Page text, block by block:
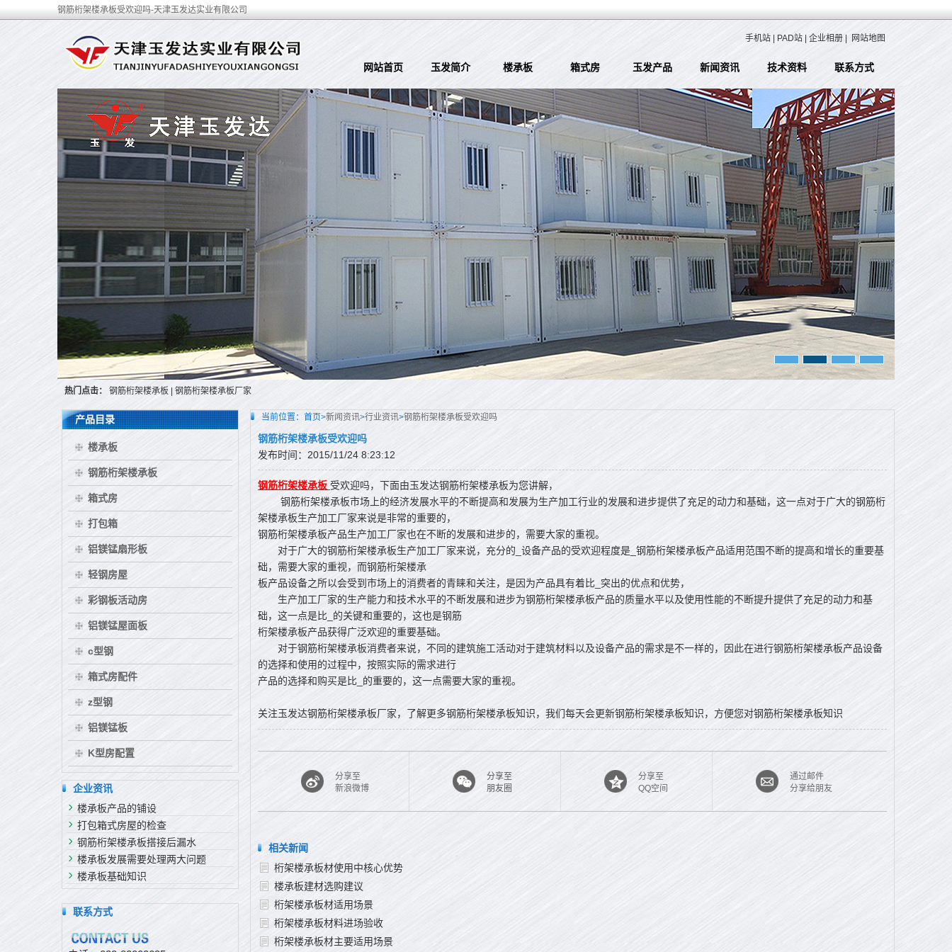
钢筋桁架楼承板受欢迎吗-天津玉发达实业有限公司
手机站 PAD站 企业相册 网站地图
网站首页 玉发简介 楼承板 箱式房 玉发产品 新闻资讯 技术资料 联系方式
热门点击： 钢筋桁架楼承板 钢筋桁架楼承板厂家
当前位置： 首页>新闻资讯>行业资讯>钢筋桁架楼承板受欢迎吗
钢筋桁架楼承板受欢迎吗
发布时间：2015/11/24 8:23:12
钢筋桁架楼承板 受欢迎吗，下面由玉发达钢筋桁架楼承板为您讲解，
钢筋桁架楼承板市场上的经济发展水平的不断提高和发展为生产加工行业的发展和进步提供了充足的动力和基础，这一点对于广大的钢筋桁
架楼承板生产加工厂家来说是非常的重要的，
钢筋桁架楼承板产品生产加工厂家也在不断的发展和进步的，需要大家的重视。
对于广大的钢筋桁架楼承板生产加工厂家来说，充分的_设备产品的受欢迎程度是_钢筋桁架楼承板产品适用范围不断的提高和增长的重要基
础，需要大家的重视，而钢筋桁架楼承
板产品设备之所以会受到市场上的消费者的青睐和关注，是因为产品具有着比_突出的优点和优势，
生产加工厂家的生产能力和技术水平的不断发展和进步为钢筋桁架楼承板产品的质量水平以及使用性能的不断提升提供了充足的动力和基
础，这一点是比_的关键和重要的，这也是钢筋
桁架楼承板产品获得广泛欢迎的重要基础。
对于钢筋桁架楼承板消费者来说，不同的建筑施工活动对于建筑材料以及设备产品的需求是不一样的，因此在进行钢筋桁架楼承板产品设备
的选择和使用的过程中，按照实际的需求进行
产品的选择和购买是比_的重要的，这一点需要大家的重视。
关注玉发达钢筋桁架楼承板厂家，了解更多钢筋桁架楼承板知识，我们每天会更新钢筋桁架楼承板知识，方便您对钢筋桁架楼承板知识
分享至
新浪微博
分享至
朋友圈
分享至
QQ空间
通过邮件
分享给朋友
相关新闻
桁架楼承板材使用中核心优势
楼承板建材选购建议
桁架楼承板材适用场景
桁架楼承板材料进场验收
桁架楼承板材主要适用场景
产品目录
楼承板
钢筋桁架楼承板
箱式房
打包箱
铝镁锰扇形板
轻钢房屋
彩钢板活动房
铝镁锰屋面板
c型钢
箱式房配件
z型钢
铝镁锰板
K型房配置
企业资讯
楼承板产品的铺设
打包箱式房屋的检查
钢筋桁架楼承板搭接后漏水
楼承板发展需要处理两大问题
楼承板基础知识
联系方式